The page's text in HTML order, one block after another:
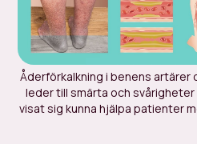
Åderförkalkning i benens artärer
leder till smärta och svårigheter
visat sig kunna hjälpa patienter